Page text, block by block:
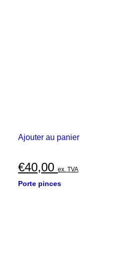
Ajouter au panier
€40,00 ex. TVA
Porte pinces